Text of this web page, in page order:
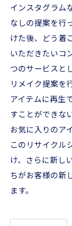
インスタグラム
なしの提案を行
けた後、どう着
いただきたいコ
つのサービスと
リメイク提案を
アイテムに再生
すことができな
お気に入りのア
このリサイクル
け、さらに新し
ちがお客様の新
ます。